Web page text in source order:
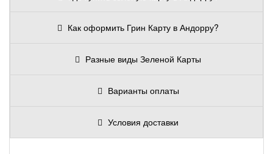
Как оформить Грин Карту в Андорру?
Разные виды Зеленой Карты
Варианты оплаты
Условия доставки